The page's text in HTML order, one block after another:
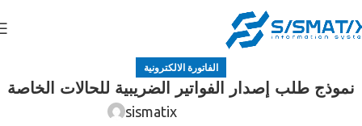
الفاتورة الالكترونية
نموذج طلب إصدار الفواتير الضريبية للحالات الخاصة
sismatix